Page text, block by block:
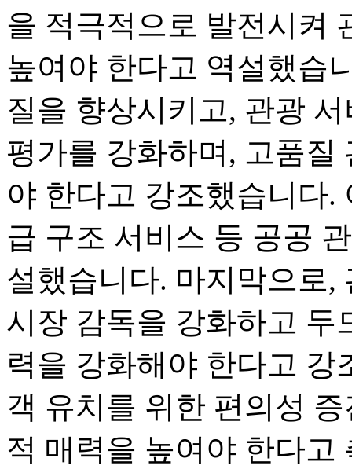
을 적극적으로 발전시켜
높여야 한다고 역설했습
질을 향상시키고, 관광
평가를 강화하며, 고품질
야 한다고 강조했습니다.
급 구조 서비스 등 공공
설했습니다. 마지막으로,
시장 감독을 강화하고 두
력을 강화해야 한다고 강
객 유치를 위한 편의성
적 매력을 높여야 한다고